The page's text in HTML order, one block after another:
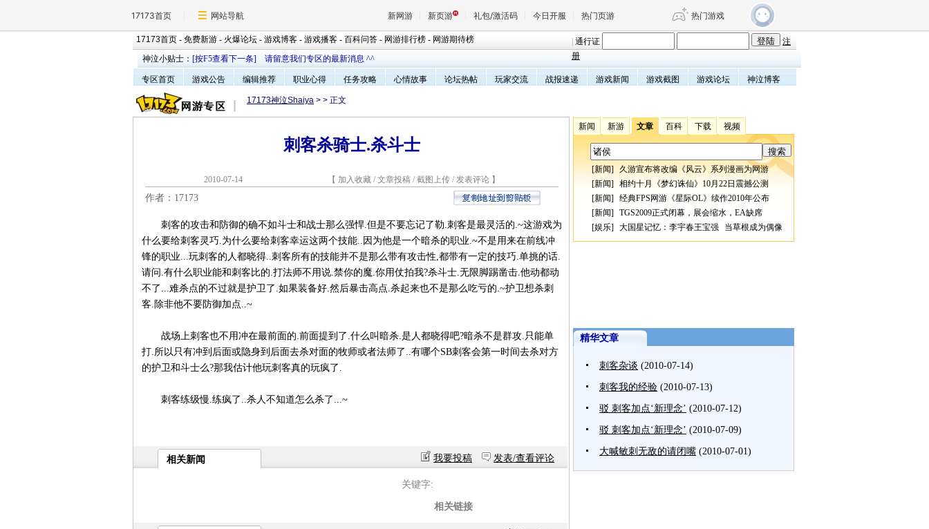
17173首页 网站导航 新网游 新页游 礼包/激活码 今日开服 热门页游 热门游戏
魔兽 DNF 传奇4
天堂 剑网3旗舰版 新天龙八部
王权与自由 诛仙世界 仙剑世界
17173首页 - 免费新游 - 火爆论坛 - 游戏博客 - 游戏播客 - 百科问答 - 网游排行榜 - 网游期待榜 通行证
注
册
神泣小贴士： [按F5查看下一条] 请留意我们专区的最新消息 ^^
专区首页 游戏公告 编辑推荐 职业心得 任务攻略 心情故事 论坛热帖 玩家交流 战报速递 游戏新闻 游戏截图 游戏论坛 神泣博客
17173神泣Shaiya > > 正文
刺客杀骑士.杀斗士
2010-07-14 【 加入收藏 / 文章投稿 / 截图上传 / 发表评论 】
作者：17173
刺客的攻击和防御的确不如斗士和战士那么强悍.但是不要忘记了勒.刺客是最灵活的.~这游戏为
什么要给刺客灵巧.为什么要给刺客幸运这两个技能..因为他是一个暗杀的职业.~不是用来在前线冲
锋的职业...玩刺客的人都晓得..刺客所有的技能并不是那么带有攻击性,都带有一定的技巧.单挑的话.
请问.有什么职业能和刺客比的.打法师不用说.禁你的魔.你用仗拍我?杀斗士.无限脚踢凿击.他动都动
不了...难杀点的不过就是护卫了.如果装备好.然后暴击高点.杀起来也不是那么吃亏的.~护卫想杀刺
客.除非他不要防御加点..~
战场上刺客也不用冲在最前面的.前面提到了.什么叫暗杀.是人都晓得吧?暗杀不是群攻.只能单
打.所以只有冲到后面或隐身到后面去杀对面的牧师或者法师了..有哪个SB刺客会第一时间去杀对方
的护卫和斗士么?那我估计他玩刺客真的玩疯了.
刺客练级慢.练疯了..杀人不知道怎么杀了...~
相关新闻 我要投稿 发表/查看评论
关键字:
相关链接
新闻 新游 文章 百科 下载 视频
[新闻] 久游宣布将改编《风云》系列漫画为网游
[新闻] 相约十月《梦幻诛仙》10月22日震撼公测
[新闻] 经典FPS网游《星际OL》续作2010年公布
[新闻] TGS2009正式闭幕，展会缩水，EA缺席
[娱乐] 大国星记忆：李宇春王宝强 当草根成为偶像
精华文章
刺客杂谈 (2010-07-14)
刺客我的经验 (2010-07-13)
驳 刺客加点‘新理念’ (2010-07-12)
驳 刺客加点‘新理念’ (2010-07-09)
大喊敏刺无敌的请闭嘴 (2010-07-01)